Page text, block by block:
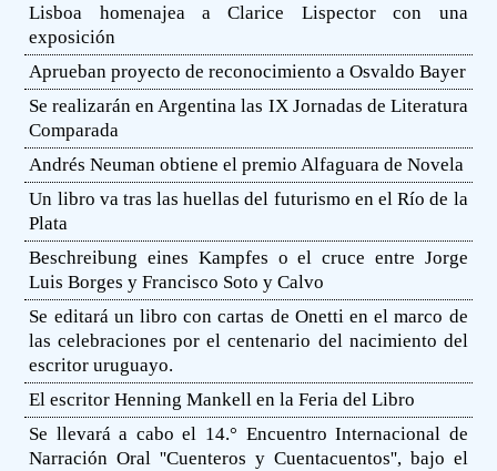
Lisboa homenajea a Clarice Lispector con una
exposición
Aprueban proyecto de reconocimiento a Osvaldo Bayer
Se realizarán en Argentina las IX Jornadas de Literatura
Comparada
Andrés Neuman obtiene el premio Alfaguara de Novela
Un libro va tras las huellas del futurismo en el Río de la
Plata
Beschreibung eines Kampfes o el cruce entre Jorge
Luis Borges y Francisco Soto y Calvo
Se editará un libro con cartas de Onetti en el marco de
las celebraciones por el centenario del nacimiento del
escritor uruguayo.
El escritor Henning Mankell en la Feria del Libro
Se llevará a cabo el 14.° Encuentro Internacional de
Narración Oral ''Cuenteros y Cuentacuentos'', bajo el